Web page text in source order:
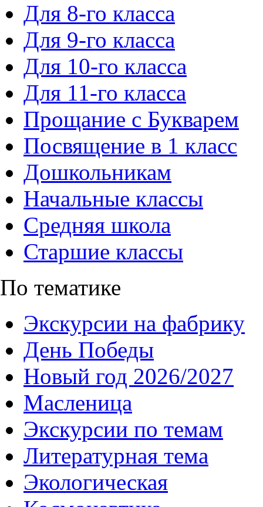
Для 8-го класса
Для 9-го класса
Для 10-го класса
Для 11-го класса
Прощание с Букварем
Посвящение в 1 класс
Дошкольникам
Начальные классы
Средняя школа
Старшие классы
По тематике
Экскурсии на фабрику
День Победы
Новый год 2026/2027
Масленица
Экскурсии по темам
Литературная тема
Экологическая